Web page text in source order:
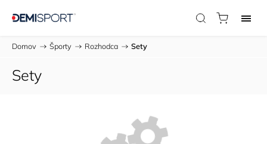
Domov / Športy / Rozhodca / Sety
Sety